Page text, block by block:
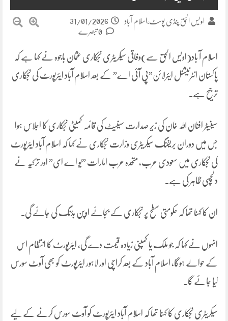
اویس الحق پنڈی پوسٹ،اسلام آباد
31/01/2026
اسلام آ باد(اویس الحق سے)وفاقی سیکریٹری نجکاری عثمان باجوہ نے کہا ہے کہ
پاکستان انٹرنیشنل ایئرلائن”پی آئی اے” کے بعد اسلام آباد ایئرپورٹ کی نجکاری
ترجیح ہے۔
سینیٹر افنان اللہ خان کی زیر صدارت سینیٹ کی قائمہ کمیٹی نجکاری کا اجلاس ہوا
جس میں دوران بریفنگ سیکریٹری وزارت نجکاری نے کہا کہ اسلام آباد ایئرپورٹ
کی نجکاری میں سعودی عرب، متحدہ عرب امارات ”یو اے ای” اور ترکیہ نے
دلچسپی ظاہر کی ہے۔
ان کا کہنا تھا کہ حکومتی سطح پر نجکاری کے بجائے اوپن بڈنگ کی جائے گی۔
انہوں نے کہا کہ جو ملک یا کمپنی زیادہ قیمت دے گی، ایئرپورٹ کا انتظام اس
کے حوالے ہوگا، اسلام آباد کے بعد کراچی اور لاہور ایئرپورٹ کو بھی آوٹ سورس
کیا جائے گا۔
سیکریٹری نجکاری کا کہنا تھا کہ اسلام آباد ایئرپورٹ کو آوٹ سورس کرنے کے لیے